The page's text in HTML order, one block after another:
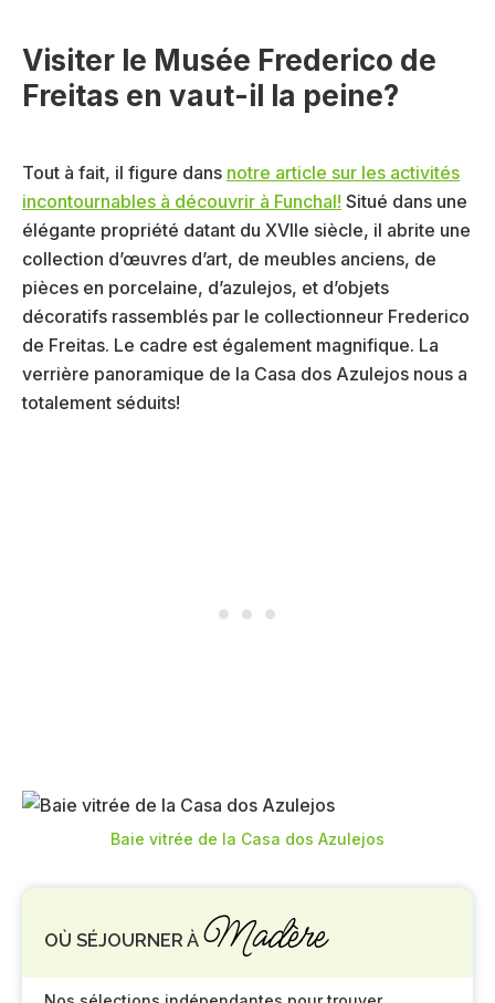
Visiter le Musée Frederico de
Freitas en vaut-il la peine?
Tout à fait, il figure dans notre article sur les activités
incontournables à découvrir à Funchal! Situé dans une
élégante propriété datant du XVIIe siècle, il abrite une
collection d’œuvres d’art, de meubles anciens, de
pièces en porcelaine, d’azulejos, et d’objets
décoratifs rassemblés par le collectionneur Frederico
de Freitas. Le cadre est également magnifique. La
verrière panoramique de la Casa dos Azulejos nous a
totalement séduits!
Baie vitrée de la Casa dos Azulejos
OÙ SÉJOURNER À Madère